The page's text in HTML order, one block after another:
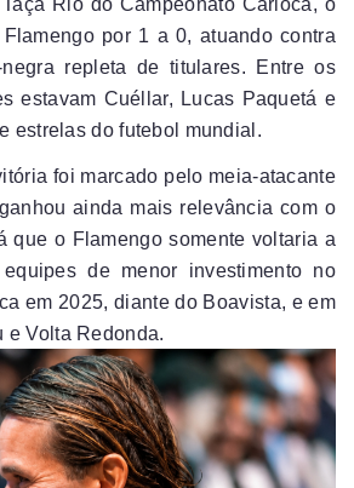
por 1 a 0, atuando contra
repleta de titulares. Entre os
estavam Cuéllar, Lucas Paquetá e
estrelas do futebol mundial.
foi marcado pelo meia-atacante
ainda mais relevância com o
que o Flamengo somente voltaria a
de menor investimento no
em 2025, diante do Boavista, e em
e Volta Redonda.